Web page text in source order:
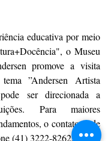
educativa por meio
o Museu
promove a visita
”Andersen Artista
ser direcionada a
Para maiores
o contato pode
(41) 3222-8262.